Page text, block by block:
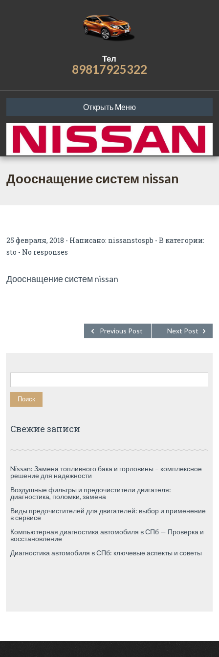
Тел
89817925322
Открыть Меню
Дооснащение систем nissan
25 февраля, 2018 - Написано: nissanstospb - В категории:
sto - No responses
Дооснащение систем nissan
Next Post
Previous Post
Найти:
Свежие записи
Nissan: Замена топливного бака и горловины – комплексное
решение для надежности
Воздушные фильтры и предочистители двигателя:
диагностика, поломки, замена
Виды предочистителей для двигателей: выбор и применение
в сервисе
Компьютерная диагностика автомобиля в СПб — Проверка и
восстановление
Диагностика автомобиля в СПб: ключевые аспекты и советы